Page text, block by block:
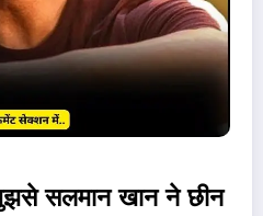
सलमान खान ने छीन